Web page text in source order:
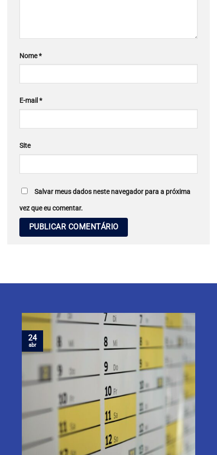
Nome*
E-mail*
Site
Salvar meus dados neste navegador para a próxima
vez que eu comentar.
24
abr